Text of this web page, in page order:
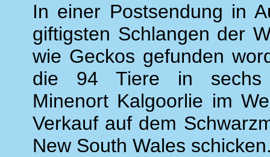
In einer Postsendung in
giftigsten Schlangen der
wie Geckos gefunden
die 94 Tiere in sechs
Minenort Kalgoorlie im
Verkauf auf dem
New South Wales